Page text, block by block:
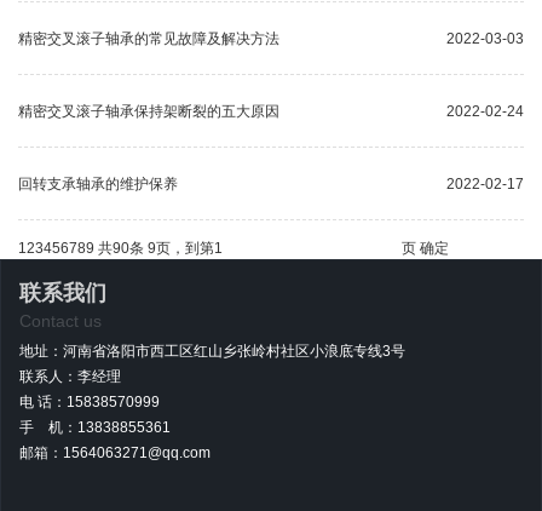
2022-03-03
精密交叉滚子轴承的常见故障及解决方法
2022-02-24
精密交叉滚子轴承保持架断裂的五大原因
2022-02-17
回转支承轴承的维护保养
1 23456789 共90条 9页，到第 页 确定
联系我们
Contact us
地址：河南省洛阳市西工区红山乡张岭村社区小浪底专线3号
联系人：李经理
电 话：15838570999
手 机：13838855361
邮箱：1564063271@qq.com